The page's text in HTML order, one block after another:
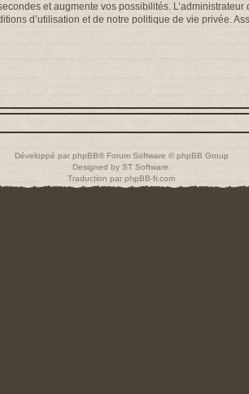
et augmente vos possibilités.
d’utilisation et de notre politique de vie privée.
Développé par phpBB® Forum Software © phpBB Group
Designed by ST Software
Traduction par phpBB-fr.com